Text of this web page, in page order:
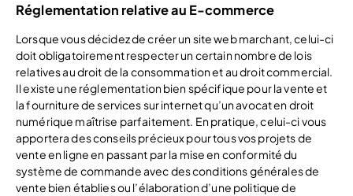
Réglementation relative au E-commerce
Lorsque vous décidez de créer un site web marchant, celui-ci
doit obligatoirement respecter un certain nombre de lois
relatives au droit de la consommation et au droit commercial.
Il existe une réglementation bien spécifique pour la vente et
la fourniture de services sur internet qu’un avocat en droit
numérique maîtrise parfaitement. En pratique, celui-ci vous
apportera des conseils précieux pour tous vos projets de
vente en ligne en passant par la mise en conformité du
système de commande avec des conditions générales de
vente bien établies ou l’élaboration d’une politique de